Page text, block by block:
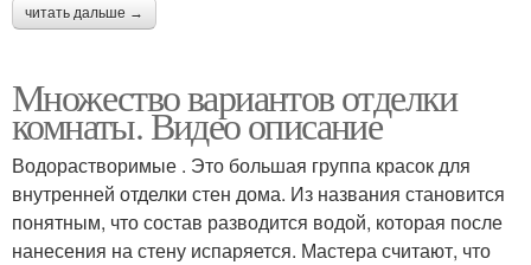
читать дальше →
Множество вариантов отделки
комнаты. Видео описание
Водорастворимые . Это большая группа красок для
внутренней отделки стен дома. Из названия становится
понятным, что состав разводится водой, которая после
нанесения на стену испаряется. Мастера считают, что